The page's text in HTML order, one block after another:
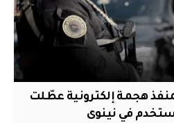
هجمة إلكترونية عطّلت